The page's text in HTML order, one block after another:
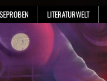
LITERATURWELT